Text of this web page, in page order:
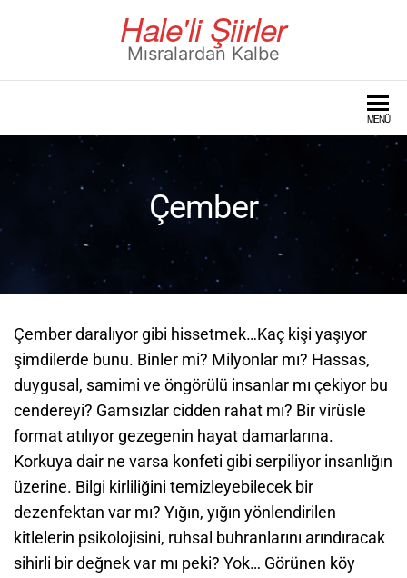
Hale'li Şiirler
Mısralardan Kalbe
MENÜ
Çember
Çember daralıyor gibi hissetmek…Kaç kişi yaşıyor
şimdilerde bunu. Binler mi? Milyonlar mı? Hassas,
duygusal, samimi ve öngörülü insanlar mı çekiyor bu
cendereyi? Gamsızlar cidden rahat mı? Bir virüsle
format atılıyor gezegenin hayat damarlarına.
Korkuya dair ne varsa konfeti gibi serpiliyor insanlığın
üzerine. Bilgi kirliliğini temizleyebilecek bir
dezenfektan var mı? Yığın, yığın yönlendirilen
kitlelerin psikolojisini, ruhsal buhranlarını arındıracak
sihirli bir değnek var mı peki? Yok… Görünen köy